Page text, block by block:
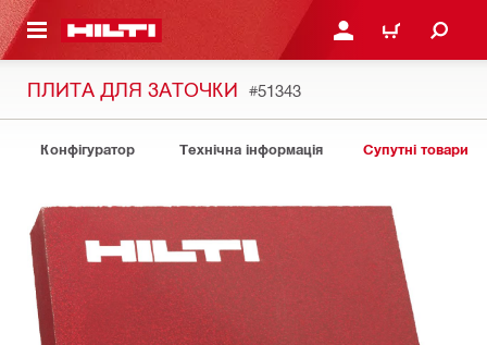
ЗМІСТУ УВІЙТИ АБО
КОШИК
ПЛИТА ДЛЯ ЗАТОЧКИ #51343
Конфігуратор Технічна інформація Супутні товари